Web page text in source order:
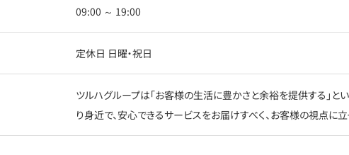
09:00 ～ 19:00
定休日 日曜・祝日
ツルハグループは「お客様の生活に豊かさと余裕を提供する」と
り身近で、安心できるサービスをお届けすべく、お客様の視点に立